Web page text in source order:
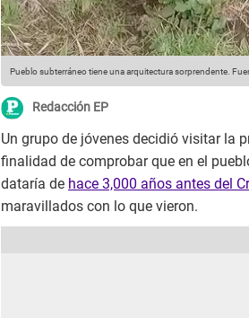
Pueblo subterráneo tiene una arquitectura sorprendente.
Redacción EP
Un grupo de jóvenes decidió visitar la
finalidad de comprobar que en el
dataría de hace 3,000 años antes del
maravillados con lo que vieron.